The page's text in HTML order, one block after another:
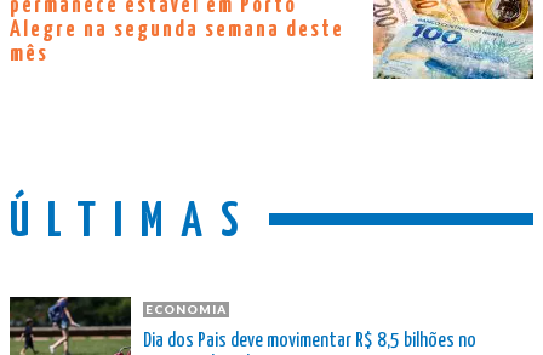
permanece estável em Porto
Alegre na segunda semana deste
mês
ÚLTIMAS
ECONOMIA
Dia dos Pais deve movimentar R$ 8,5 bilhões no